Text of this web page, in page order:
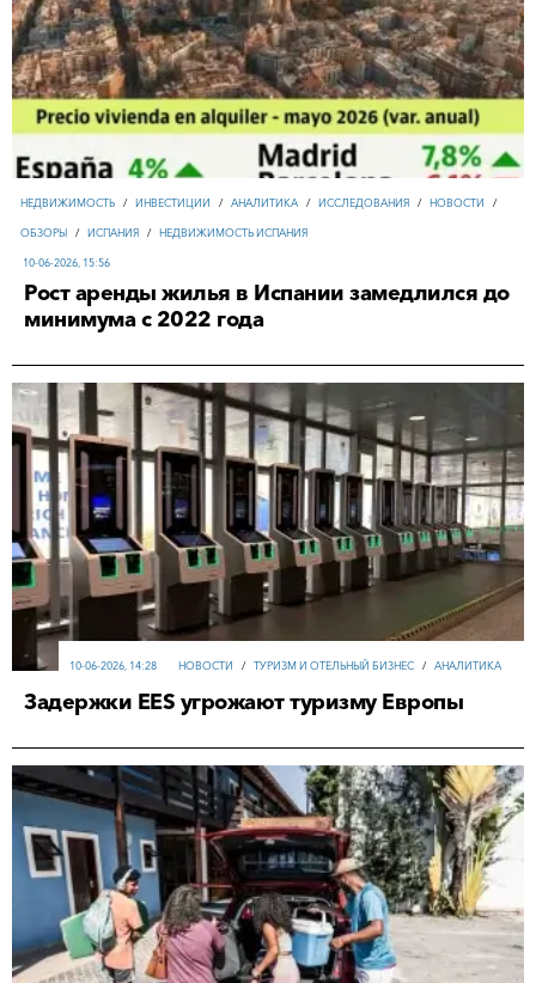
НЕДВИЖИМОСТЬ / ИНВЕСТИЦИИ / АНАЛИТИКА / ИССЛЕДОВАНИЯ / НОВОСТИ /
ОБЗОРЫ / ИСПАНИЯ / НЕДВИЖИМОСТЬ ИСПАНИЯ
10-06-2026, 15:56
Рост аренды жилья в Испании замедлился до
минимума с 2022 года
НОВОСТИ / ТУРИЗМ И ОТЕЛЬНЫЙ БИЗНЕС / АНАЛИТИКА
10-06-2026, 14:28
Задержки EES угрожают туризму Европы